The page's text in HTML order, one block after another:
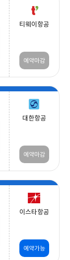
티웨이항공
예약마감
대한항공
예약마감
이스타항공
예약가능